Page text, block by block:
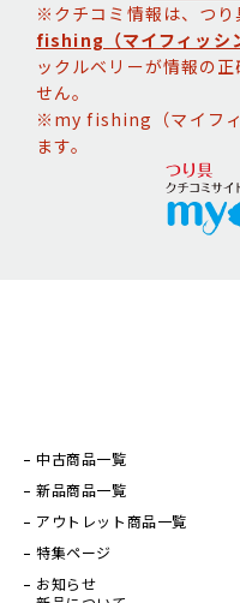
※クチコミ情報は、つ
fishing（マイフィッシ
ックルベリーが情報の
せん。
※my fishing（マイフィ
ます。
中古商品一覧
新品商品一覧
アウトレット商品一覧
特集ページ
お知らせ